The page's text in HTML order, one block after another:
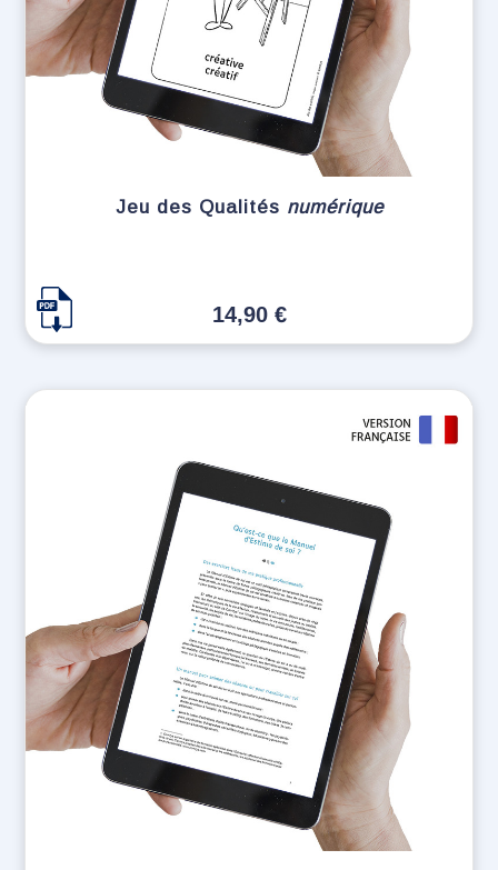
Jeu des Qualités numérique
14,90€